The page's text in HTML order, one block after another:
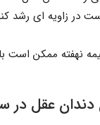
در زاویه ای رشد
نهفته ممکن
در سال ۱۴۰۵ چه